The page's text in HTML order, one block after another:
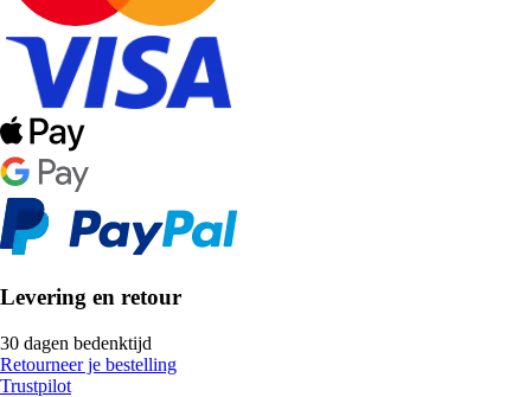
Levering en retour
30 dagen bedenktijd
Retourneer je bestelling
Trustpilot